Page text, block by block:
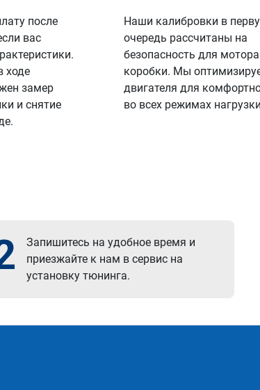
после
вас
ходе
замер
и снятие
Наши калибровки в
очередь рассчитаны на
безопасность для
коробки. Мы
двигателя для
во всех режимах
Запишитесь на удобное время и
приезжайте к нам в сервис на
установку тюнинга.